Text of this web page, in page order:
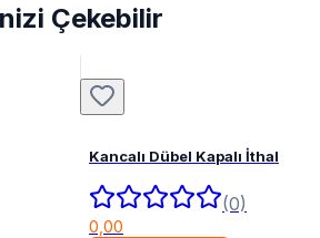
Çekebilir
Kancalı Dübel Kapalı İthal
(0)
0,00